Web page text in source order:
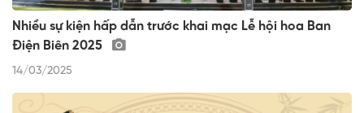
Nhiều sự kiện hấp dẫn trước khai mạc Lễ hội hoa Ban
Điện Biên 2025
14/03/2025